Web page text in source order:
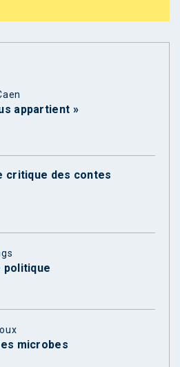
appartient »
critique des contes
politique
microbes